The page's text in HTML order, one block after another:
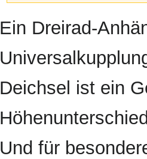
Navigation
Suche
Ein Dreirad-
Deichsel ist ein
Und für